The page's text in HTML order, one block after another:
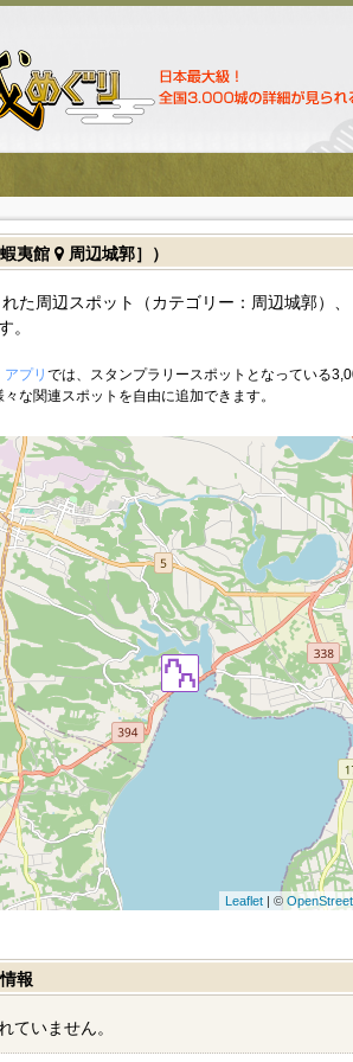
夷館 周辺城郭］）
た周辺スポット（カテゴリー：周辺城郭）、
。
アプリ では、スタンプラリースポットとなっている
な関連スポットを自由に追加できます。
Leaflet| ©
報
ていません。